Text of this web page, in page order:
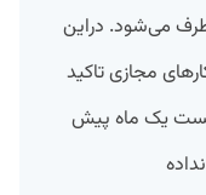
می‌شود. دراین
مجازی تاکید
پست یک ماه پیش